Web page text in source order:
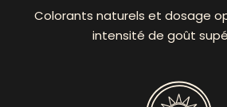
Colorants naturels et dosage
intensité de goût